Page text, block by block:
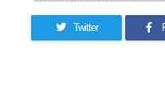
Twitter